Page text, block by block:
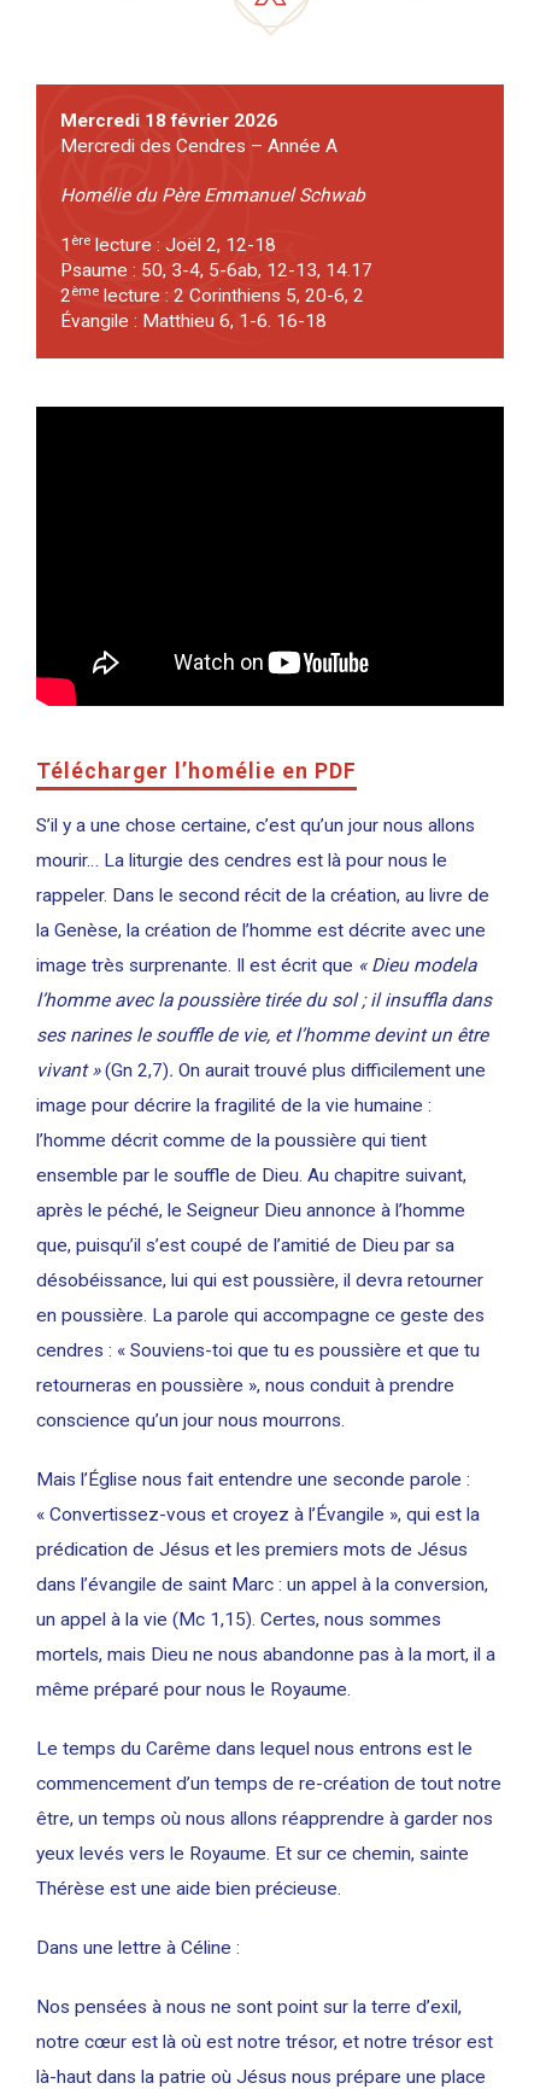
Mercredi 18 février 2026
Mercredi des Cendres – Année A
Homélie du Père Emmanuel Schwab
1 ère lecture : Joël 2, 12-18
Psaume : 50, 3-4, 5-6ab, 12-13, 14.17
2ème lecture : 2 Corinthiens 5, 20-6, 2
Évangile : Matthieu 6, 1-6. 16-18
Télécharger l’homélie en PDF
S’il y a une chose certaine, c’est qu’un jour nous allons
mourir… La liturgie des cendres est là pour nous le
rappeler. Dans le second récit de la création, au livre de
la Genèse, la création de l’homme est décrite avec une
image très surprenante. Il est écrit que « Dieu modela
l’homme avec la poussière tirée du sol ; il insuffla dans
ses narines le souffle de vie, et l’homme devint un être
vivant »(Gn 2,7). On aurait trouvé plus difficilement une
image pour décrire la fragilité de la vie humaine :
l’homme décrit comme de la poussière qui tient
ensemble par le souffle de Dieu. Au chapitre suivant,
après le péché, le Seigneur Dieu annonce à l’homme
que, puisqu’il s’est coupé de l’amitié de Dieu par sa
désobéissance, lui qui est poussière, il devra retourner
en poussière. La parole qui accompagne ce geste des
cendres : « Souviens-toi que tu es poussière et que tu
retourneras en poussière », nous conduit à prendre
conscience qu’un jour nous mourrons.
Mais l’Église nous fait entendre une seconde parole :
« Convertissez-vous et croyez à l’Évangile », qui est la
prédication de Jésus et les premiers mots de Jésus
dans l’évangile de saint Marc : un appel à la conversion,
un appel à la vie (Mc 1,15). Certes, nous sommes
mortels, mais Dieu ne nous abandonne pas à la mort, il a
même préparé pour nous le Royaume.
Le temps du Carême dans lequel nous entrons est le
commencement d’un temps de re-création de tout notre
être, un temps où nous allons réapprendre à garder nos
yeux levés vers le Royaume. Et sur ce chemin, sainte
Thérèse est une aide bien précieuse.
Dans une lettre à Céline :
Nos pensées à nous ne sont point sur la terre d’exil,
notre cœur est là où est notre trésor, et notre trésor est
là-haut dans la patrie où Jésus nous prépare une place